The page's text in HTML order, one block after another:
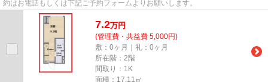
約はお電話もしくは下記ご予約フォームよりお願いします。
7.2万円
(管理費・共益費 5,000円)
敷：0ヶ月｜礼：0ヶ月
所在階：2階
間取り：1K
面積：17.11㎡